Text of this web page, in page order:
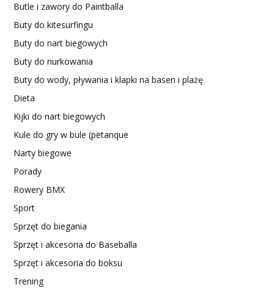
Butle i zawory do Paintballa
Buty do kitesurfingu
Buty do nart biegowych
Buty do nurkowania
Buty do wody, pływania i klapki na basen i plażę
Dieta
Kijki do nart biegowych
Kule do gry w bule (petanque
Narty biegowe
Porady
Rowery BMX
Sport
Sprzęt do biegania
Sprzęt i akcesoria do Baseballa
Sprzęt i akcesoria do boksu
Trening